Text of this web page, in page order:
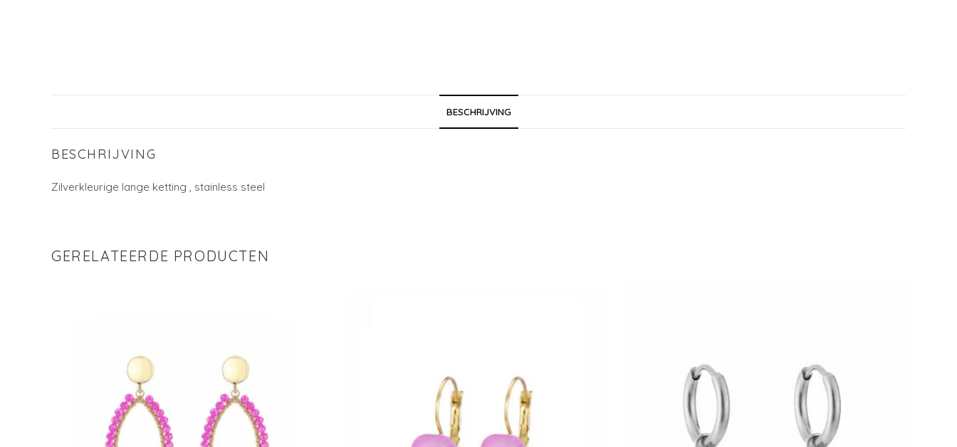
BESCHRIJVING
BESCHRIJVING
Zilverkleurige lange ketting , stainless steel
GERELATEERDE PRODUCTEN